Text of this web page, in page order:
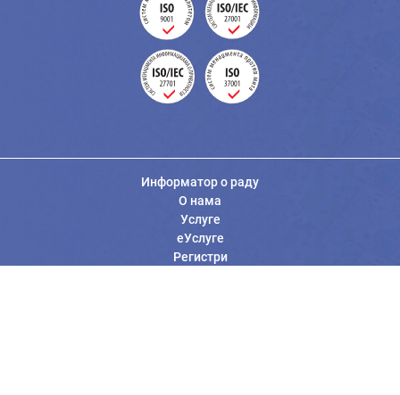
Информатор о раду
О нама
Услуге
еУслуге
Регистри